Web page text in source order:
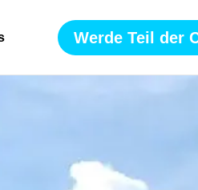
Werde Teil der